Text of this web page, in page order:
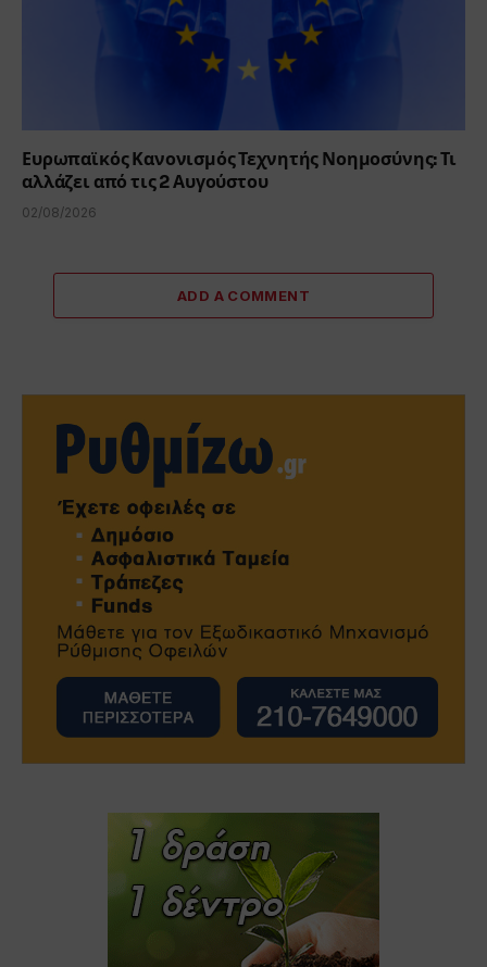
Ευρωπαϊκός Κανονισμός Τεχνητής Νοημοσύνης: Τι
αλλάζει από τις 2 Αυγούστου
02/08/2026
ADD A COMMENT